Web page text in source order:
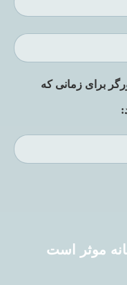
برای زمانی که
موثر است